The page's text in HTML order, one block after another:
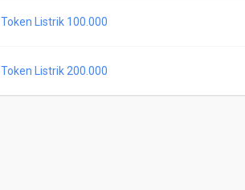
Token Listrik 100.000
Token Listrik 200.000